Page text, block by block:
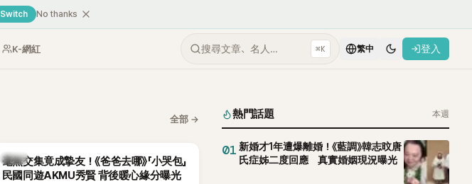
Switch No thanks
K-網紅 搜尋文章、名人… ⌘K 繁中 登入
全部 →
韓星
毫無交集竟成摯友！《爸爸去哪》「小哭包」
民國同遊AKMU秀賢 背後暖心緣分曝光
熱門話題 本週
01 新婚才1年遭爆離婚！《藍調》韓志旼唐
氏症姊二度回應 真實婚姻現況曝光